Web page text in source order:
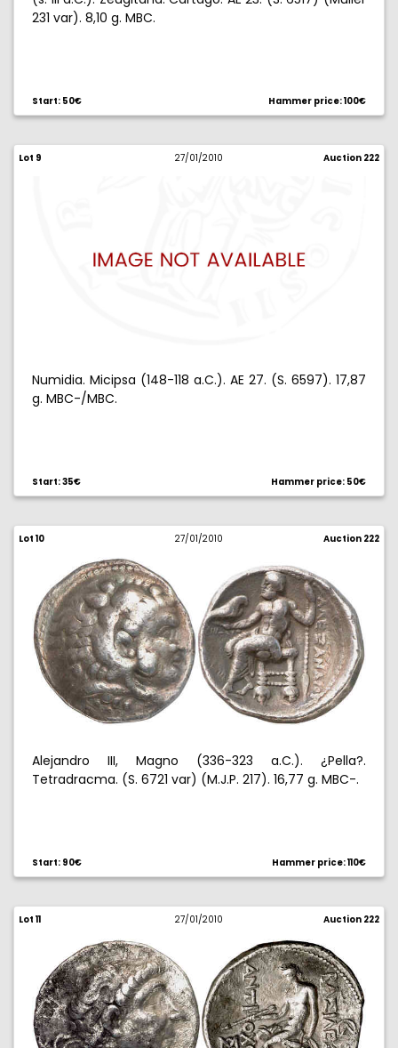
231 var). 8,10 g. MBC.
Start: 50€ Hammer price: 100€
Lot 9 27/01/2010 Auction 222
Numidia. Micipsa (148-118 a.C.). AE 27. (S. 6597). 17,87
g. MBC-/MBC.
Start: 35€ Hammer price: 50€
Lot 10 27/01/2010 Auction 222
Alejandro III, Magno (336-323 a.C.). ¿Pella?.
Tetradracma. (S. 6721 var) (M.J.P. 217). 16,77 g. MBC-.
Start: 90€ Hammer price: 110€
Lot 11 27/01/2010 Auction 222